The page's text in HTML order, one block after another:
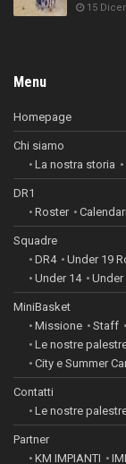
15
Menu
Homepage
Chi siamo
La nostra storia
DR1
Roster
Squadre
DR4
Under 19
Under 14
Under
MiniBasket
Missione
Staff
Le nostre
City e Summer
Contatti
Le nostre
Partner
KM IMPIANTI